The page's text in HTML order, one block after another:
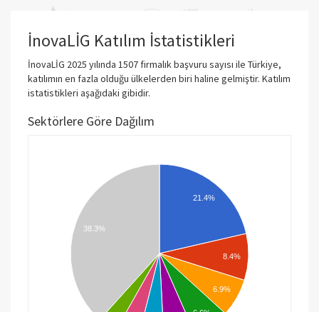
İnovaLİG Katılım İstatistikleri
İnovaLİG 2025 yılında 1507 firmalık başvuru sayısı ile Türkiye,
katılımın en fazla olduğu ülkelerden biri haline gelmiştir. Katılım
istatistikleri aşağıdaki gibidir.
Sektörlere Göre Dağılım
21.4%
8.4%
6.9%
38.3%